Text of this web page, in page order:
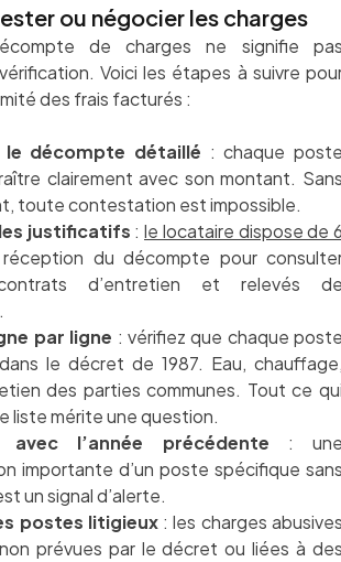
ou négocier les charges
de charges ne signifie
Voici les étapes à suivre
des frais facturés :
le décompte détaillé : chaque
clairement avec son montant.
toute contestation est impossible.
justificatifs : le locataire dispose de
du décompte pour
d’entretien et relevés
par ligne : vérifiez que chaque
le décret de 1987. Eau,
des parties communes. Tout ce
liste mérite une question.
avec l’année précédente :
importante d’un poste spécifique
un signal d’alerte.
postes litigieux: les charges
prévues par le décret ou liées à